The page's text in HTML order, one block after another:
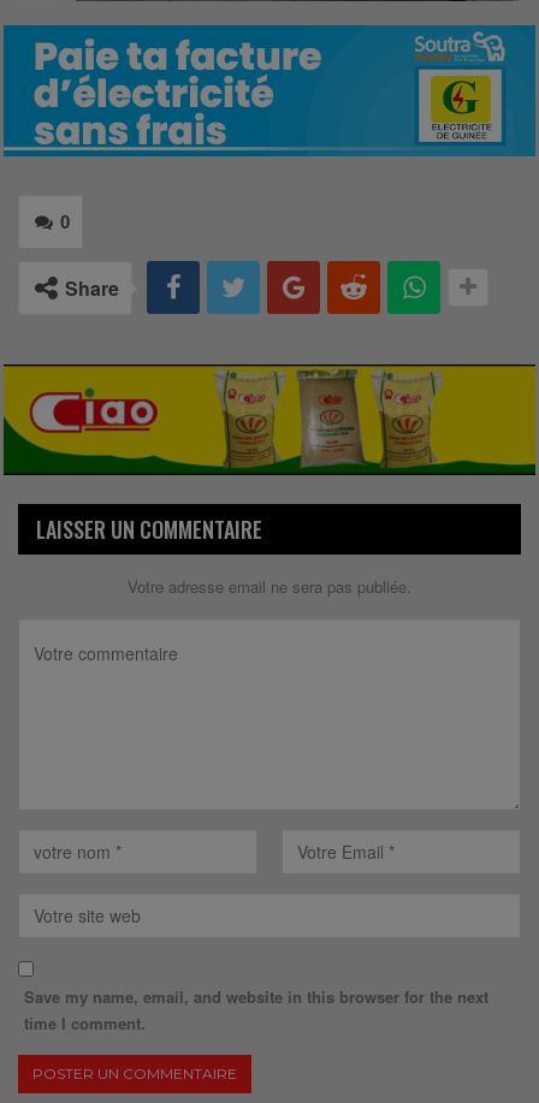
0
Share
LAISSER UN COMMENTAIRE
Votre adresse email ne sera pas publiée.
Save my name, email, and website in this browser for the next
time I comment.